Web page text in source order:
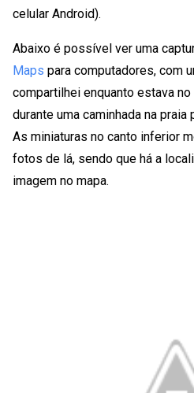
celular Android).
Abaixo é possível ver uma
Maps para computadores, com
compartilhei enquanto estava
durante uma caminhada na
As miniaturas no canto inferior
fotos de lá, sendo que há a
imagem no mapa.